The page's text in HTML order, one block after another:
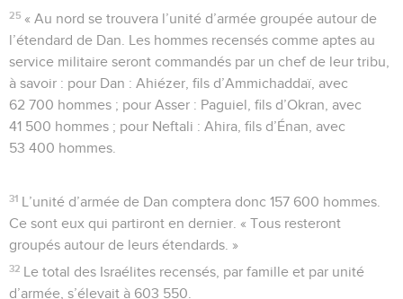
25 « Au nord se trouvera l’unité d’armée groupée autour de
l’étendard de Dan. Les hommes recensés comme aptes au
service militaire seront commandés par un chef de leur tribu,
à savoir : pour Dan : Ahiézer, fils d’Ammichaddaï, avec
62 700 hommes ; pour Asser : Paguiel, fils d’Okran, avec
41 500 hommes ; pour Neftali : Ahira, fils d’Énan, avec
53 400 hommes.
31 L’unité d’armée de Dan comptera donc 157 600 hommes.
Ce sont eux qui partiront en dernier. « Tous resteront
groupés autour de leurs étendards. »
32 Le total des Israélites recensés, par famille et par unité
d’armée, s’élevait à 603 550.